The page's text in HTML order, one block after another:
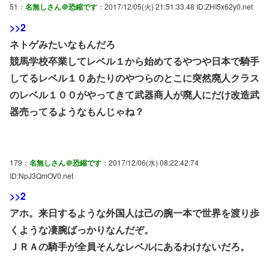
51： 名無しさん＠恐縮です ：2017/12/05(火) 21:51:33.48 ID:ZHI5x62y0.net
>>2
ネトゲみたいなもんだろ
競馬学校卒業してレベル１から始めてるやつや日本で騎手
してるレベル１０あたりのやつらのとこに突然廃人クラス
のレベル１００がやってきて武器商人が廃人にだけ改造武
器売ってるようなもんじゃね？
179： 名無しさん＠恐縮です ：2017/12/06(水) 08:22:42.74
ID:NpJ3QmOV0.net
>>2
アホ。来日するような外国人は己の腕一本で世界を渡り歩
くような凄腕ばっかりなんだぞ。
ＪＲＡの騎手が全員そんなレベルにあるわけないだろ。